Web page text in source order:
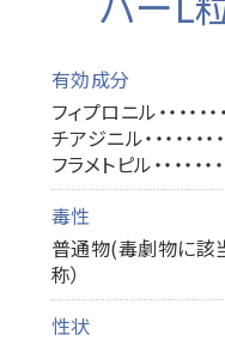
有効成分
フィプロニル・・・・・・
チアジニル・・・・・・・
フラメトピル・・・・・・
毒性
普通物(毒劇物に該
称）
性状